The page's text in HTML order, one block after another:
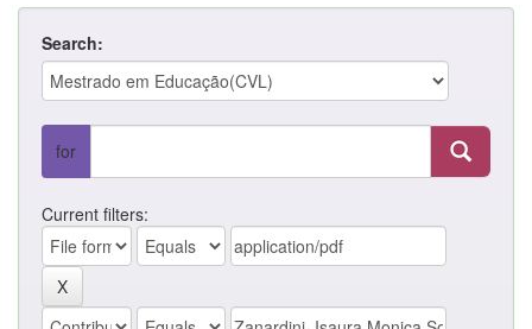
Search:
for
Current filters: